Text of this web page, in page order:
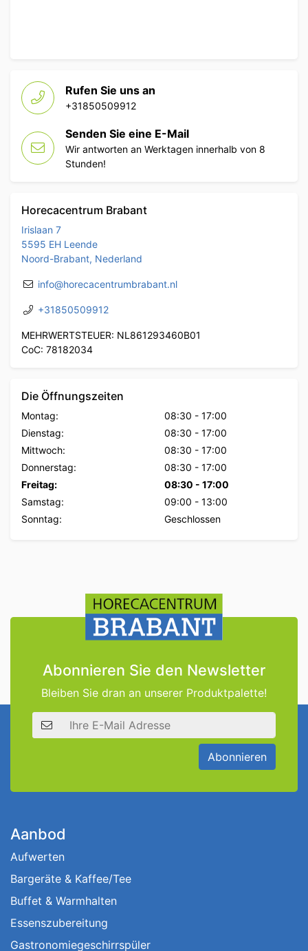
Rufen Sie uns an
+31850509912
Senden Sie eine E-Mail
Wir antworten an Werktagen innerhalb von 8
Stunden!
Horecacentrum Brabant
Irislaan 7
5595 EH Leende
Noord-Brabant, Nederland
info@horecacentrumbrabant.nl
+31850509912
MEHRWERTSTEUER: NL861293460B01
CoC: 78182034
Die Öffnungszeiten
Montag: 08:30 - 17:00
Dienstag:
08:30 - 17:00
Mittwoch:
08:30 - 17:00
Donnerstag:
08:30 - 17:00
Freitag:
08:30 - 17:00
Samstag:
09:00 - 13:00
Sonntag:
Geschlossen
Abonnieren Sie den Newsletter
Bleiben Sie dran an unserer Produktpalette!
E-Mail Adresse
Abonnieren
Aanbod
Aufwerten
Bargeräte & Kaffee/Tee
Buffet & Warmhalten
Essenszubereitung
Gastronomiegeschirrspüler